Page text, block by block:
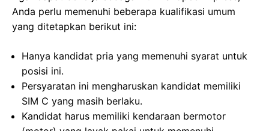
Anda perlu memenuhi beberapa kualifikasi umum
yang ditetapkan berikut ini:
Hanya kandidat pria yang memenuhi syarat untuk
posisi ini.
Persyaratan ini mengharuskan kandidat memiliki
SIM C yang masih berlaku.
Kandidat harus memiliki kendaraan bermotor